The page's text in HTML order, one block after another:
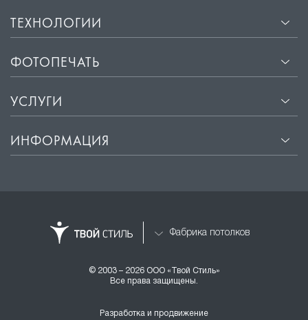
ТЕХНОЛОГИИ
ФОТОПЕЧАТЬ
УСЛУГИ
ИНФОРМАЦИЯ
Фабрика потолков
© 2003 – 2026 ООО «Твой Стиль»
Все права защищены.
Разработка и продвижение